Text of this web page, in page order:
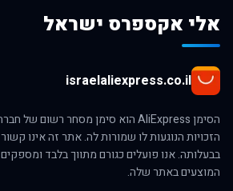
אלי אקספרס ישראל
israelaliexpress.co.il
בבעלותה. אנו פועלים כגורם מתווך בלבד
המוצעים באתר שלה.